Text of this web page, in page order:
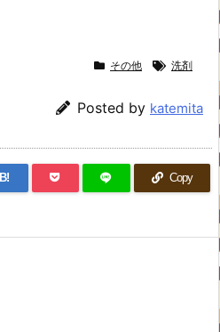
その他 洗剤
Posted by katemita
B! Copy